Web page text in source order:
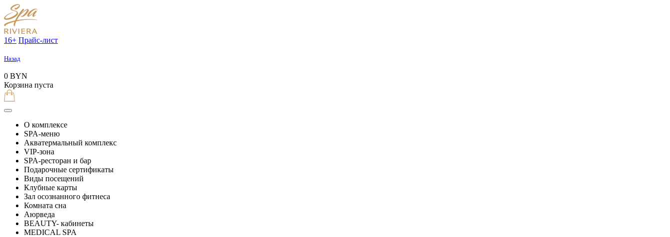
16+ Прайс-лист
Назад
0 BYN
Корзина пуста
О комплексе
SPA-меню
Акватермальный комплекс
VIP-зона
SPA-ресторан и бар
Подарочные сертификаты
Виды посещений
Клубные карты
Зал осознанного фитнеса
Комната сна
Аюрведа
BEAUTY- кабинеты
MEDICAL SPA